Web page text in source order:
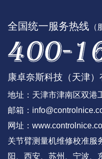
全国统一服务热线
康卓奈斯科技（天津）
地址：天津市津南区双港
邮箱：
网址：
关节臂测量机维修校准服
阳、西安、苏州、宁波、